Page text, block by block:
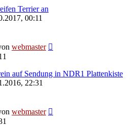
Terrier an
00:11
webmaster
auf Sendung in NDR1 Plattenkiste
22:31
webmaster